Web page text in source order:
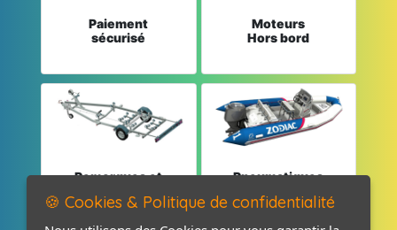
Paiement
sécurisé
Moteurs
Hors bord
Remorques et
Pneumatiques
🍪 Cookies & Politique de confidentialité